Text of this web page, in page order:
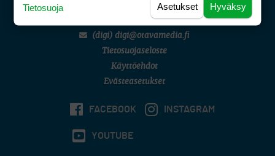
Avoinna ma–pe 8–16
Avoinna ma–pe 8–17
(digi) digi@otavamedia.fi
Tietosuojaseloste
Käyttöehdot
Evästeasetukset
FACEBOOK INSTAGRAM
YOUTUBE
Hyväksy
Asetukset
Tietosuoja